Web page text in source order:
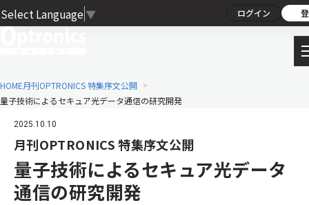
Select Language ▼ ログイン
HOME月刊OPTRONICS 特集序文公開
量子技術によるセキュア光データ通信の研究開発
2025.10.10
月刊OPTRONICS 特集序文公開
量子技術によるセキュア光データ
通信の研究開発